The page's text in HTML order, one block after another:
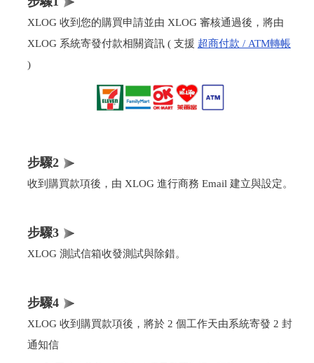
XLOG 收到您的購買申請並由 XLOG 審核通過後，將由
XLOG 系統寄發付款相關資訊 ( 支援 超商付款 / ATM轉帳
)
步驟2
收到購買款項後，由 XLOG 進行商務 Email 建立與設定。
步驟3
XLOG 測試信箱收發測試與除錯。
步驟4
XLOG 收到購買款項後，將於 2 個工作天由系統寄發 2 封
通知信